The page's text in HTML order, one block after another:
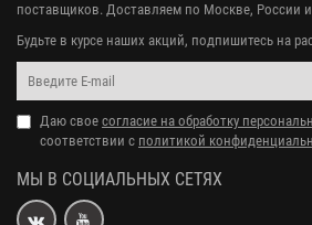
поставщиков. Доставляем по Москве, России
Будьте в курсе наших акций, подпишитесь на
Даю свое согласие на обработку
соответствии с политикой
МЫ В СОЦИАЛЬНЫХ СЕТЯХ